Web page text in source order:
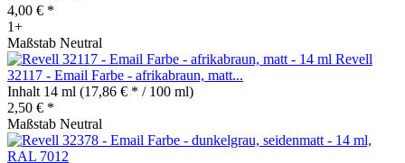
4,00 € *
1+
Maßstab Neutral
Revell
32117 - Email Farbe - afrikabraun, matt...
Inhalt 14 ml (17,86 € * / 100 ml)
2,50 € *
Maßstab Neutral